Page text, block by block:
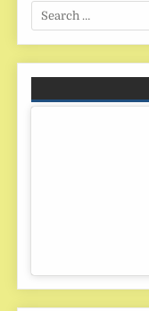
Search
for: